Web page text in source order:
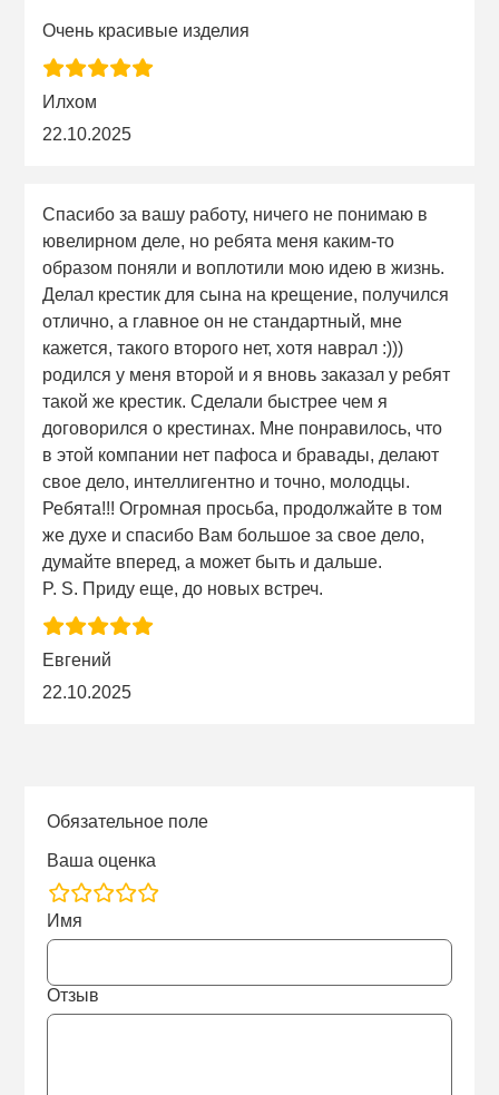
Очень красивые изделия
Илхом
22.10.2025
Спасибо за вашу работу, ничего не понимаю в
ювелирном деле, но ребята меня каким-то
образом поняли и воплотили мою идею в жизнь.
Делал крестик для сына на крещение, получился
отлично, а главное он не стандартный, мне
кажется, такого второго нет, хотя наврал :)))
родился у меня второй и я вновь заказал у ребят
такой же крестик. Сделали быстрее чем я
договорился о крестинах. Мне понравилось, что
в этой компании нет пафоса и бравады, делают
свое дело, интеллигентно и точно, молодцы.
Ребята!!! Огромная просьба, продолжайте в том
же духе и спасибо Вам большое за свое дело,
думайте вперед, а может быть и дальше.
P. S. Приду еще, до новых встреч.
Евгений
22.10.2025
Обязательное поле
Ваша оценка
rating
fields
Имя
Отзыв